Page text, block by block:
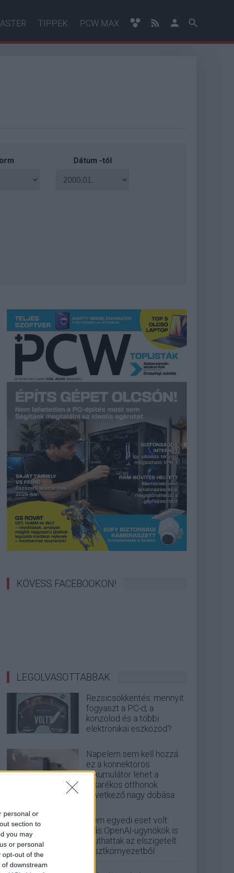
personal or
section to
you may
or personal
opt-out of the
downstream
TIPPEK PCW MAX
Dátum -tól
KÖVESS FACEBOOKON!
LEGOLVASOTTABBAK
Rezsicsökkentés: mennyit
fogyaszt a PC-d, a
konzolod és a többi
elektronikai eszközöd?
Napelem sem kell hozzá:
ez a konnektoros
akkumulátor lehet a
takarékos otthonok
következő nagy dobása
Nem egyedi eset volt:
más OpenAI-ügynökök is
kijuthattak az elszigetelt
tesztkörnyezetből